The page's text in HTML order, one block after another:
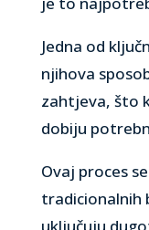
Jedna od
njihova
zahtjeva, što
dobiju
Ovaj proces
tradicionalnih